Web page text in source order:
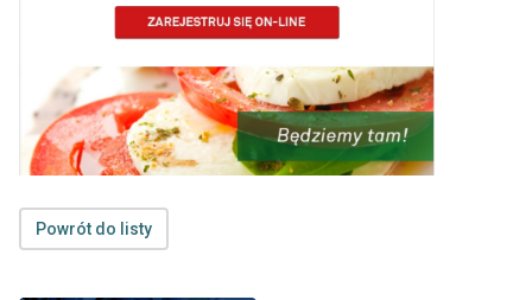
Powrót do listy